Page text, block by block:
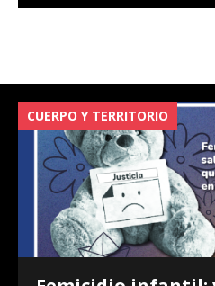
CUERPO Y TERRITORIO